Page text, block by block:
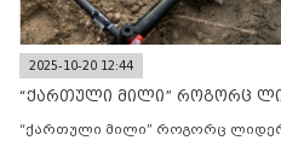
2025-10-20 12:44
“ქართული მილი” როგორც
“ქართული მილი” როგორც